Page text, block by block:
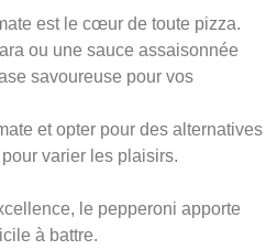
est le cœur de toute pizza.
ou une sauce assaisonnée
savoureuse pour vos
et opter pour des alternatives
varier les plaisirs.
le pepperoni apporte
à battre.